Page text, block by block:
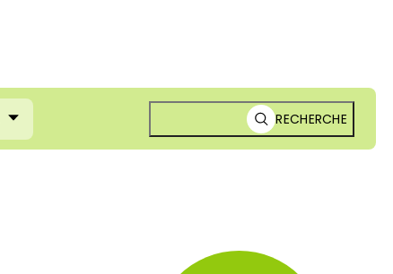
RECHERCHE